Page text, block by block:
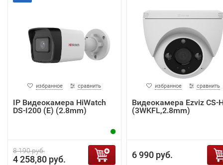
избранное сравнить
IP Видеокамера HiWatch
DS-I200 (E) (2.8mm)
8 190 руб.
4 258,80 руб.
избранное сравнить
Видеокамера Ezviz CS-
(3WKFL,2.8mm)
6 990 руб.